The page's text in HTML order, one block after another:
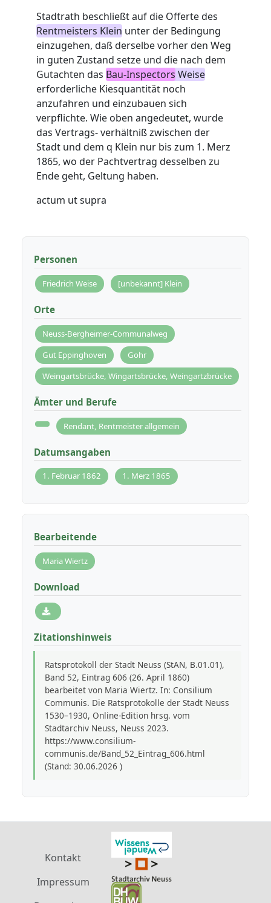
Stadtrath beschließt auf die Offerte des
Rentmeisters Klein unter der Bedingung
einzugehen, daß derselbe vorher den Weg
in guten Zustand setze und die nach dem
Gutachten das Bau-Inspectors Weise
erforderliche Kiesquantität noch
anzufahren und einzubauen sich
verpflichte. Wie oben angedeutet, wurde
das Vertrags- verhältniß zwischen der
Stadt und dem q Klein nur bis zum 1. Merz
1865, wo der Pachtvertrag desselben zu
Ende geht, Geltung haben.
actum ut supra
Personen
Friedrich Weise [unbekannt] Klein
Orte
Neuss-Bergheimer-Communalweg
Gut Eppinghoven
Gohr
Weingartsbrücke, Wingartsbrücke, Weingartzbrücke
Ämter und Berufe
Rendant, Rentmeister allgemein
Datumsangaben
1. Februar 1862 1. Merz 1865
Bearbeitende
Maria Wiertz
Download
Zitationshinweis
Ratsprotokoll der Stadt Neuss (StAN, B.01.01),
Band 52, Eintrag 606 (26. April 1860)
bearbeitet von Maria Wiertz. In: Consilium
Communis. Die Ratsprotokolle der Stadt Neuss
1530–1930, Online-Edition hrsg. vom
Stadtarchiv Neuss, Neuss 2023.
https://www.consilium-
communis.de/Band_52_Eintrag_606.html
(Stand: 30.06.2026 )
Kontakt
Impressum